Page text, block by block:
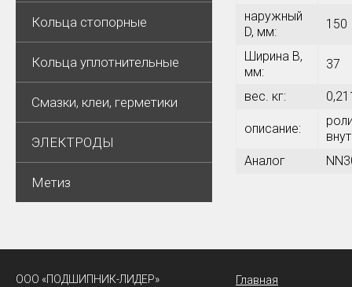
Кольца стопорные
Кольца уплотнительные
Смазки, клеи, герметики
ЭЛЕКТРОДЫ
Метиз
наружный
D, мм:
150
Ширина В,
мм:
37
вес. кг:
описание:
Аналог
ООО «ПОДШИПНИК-ЛИДЕР»
Главная